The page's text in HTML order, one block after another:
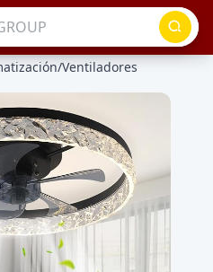
/Ventiladores